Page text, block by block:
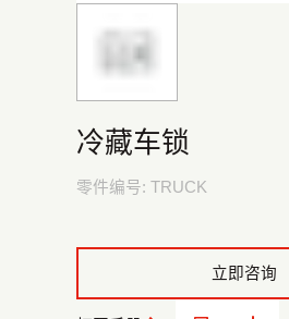
冷藏车锁
零件编号: TRUCK
立即咨询